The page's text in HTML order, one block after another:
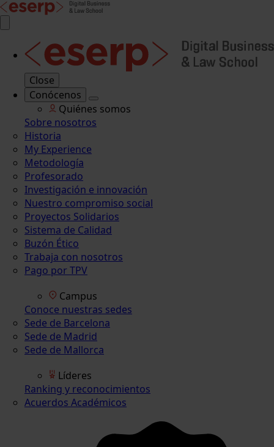
Close
Conócenos
Quiénes somos
Sobre nosotros
Historia
My Experience
Metodología
Profesorado
Investigación e innovación
Nuestro compromiso social
Proyectos Solidarios
Sistema de Calidad
Buzón Ético
Trabaja con nosotros
Pago por TPV
Campus
Conoce nuestras sedes
Sede de Barcelona
Sede de Madrid
Sede de Mallorca
Líderes
Ranking y reconocimientos
Acuerdos Académicos